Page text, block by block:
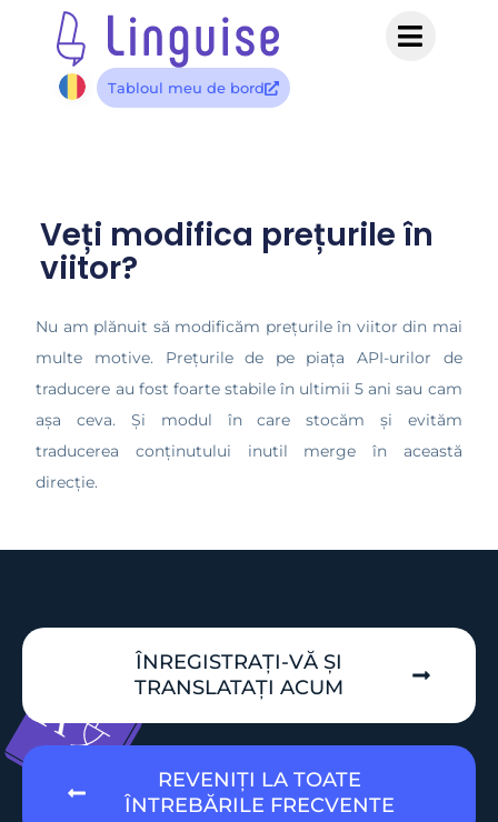
Tabloul meu de bord
Veți modifica prețurile în
viitor?
Nu am plănuit să modificăm prețurile în viitor din mai
multe motive. Prețurile de pe piața API-urilor de
traducere au fost foarte stabile în ultimii 5 ani sau cam
așa ceva. Și modul în care stocăm și evităm
traducerea conținutului inutil merge în această
direcție.
ÎNREGISTRAȚI-VĂ ȘI
TRANSLATAȚI ACUM
REVENIȚI LA TOATE
ÎNTREBĂRILE FRECVENTE